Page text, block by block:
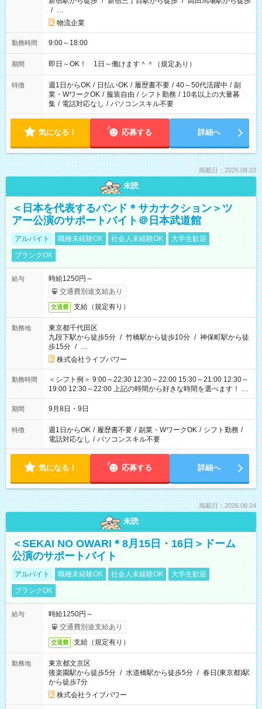
/ …
物流企業
勤務時間 9:00～18:00
期間 即日～OK！ 1日～働けます＾＾（規定あり）
特徴 週1日からOK / 日払いOK / 履歴書不要 / 40～50代活躍中 / 副
業・WワークOK / 服装自由 / シフト勤務 / 10名以上の大量募
集 / 電話対応なし / パソコンスキル不要
気になる！ 応募する 詳細へ
掲載日：2026.08.03
未読
＜日本を代表するバンド＊サカナクション＞ツ
アー公演のサポートバイト＠日本武道館
アルバイト 職種未経験OK 社会人未経験OK
大学生歓迎
ブランクOK
給与
時給1250円～
交通費別途支給あり
交通費 支給（規定有り）
勤務地
東京都千代田区
九段下駅から徒歩5分 / 竹橋駅から徒歩10分 / 神保町駅から徒
歩15分 / …
株式会社ライブパワー
勤務時間
＜シフト例＞ 9:00～22:30 12:30～22:00 15:30～21:00 12:30～
19:00 12:30～22:00 上記の時間から好きな時間を選べます！ ※
時間は変更となる可能性があります
期間 9月8日・9日
特徴 週1日からOK / 履歴書不要 / 副業・WワークOK / シフト勤務 /
電話対応なし / パソコンスキル不要
気になる！ 応募する 詳細へ
掲載日：2026.08.04
未読
＜SEKAI NO OWARI＊8月15日・16日＞ドーム
公演のサポートバイト
アルバイト 職種未経験OK 社会人未経験OK
大学生歓迎
ブランクOK
給与
時給1250円～
交通費別途支給あり
交通費 支給（規定有り）
勤務地
東京都文京区
後楽園駅から徒歩5分 / 水道橋駅から徒歩5分 / 春日(東京都)駅
から徒歩7分
株式会社ライブパワー